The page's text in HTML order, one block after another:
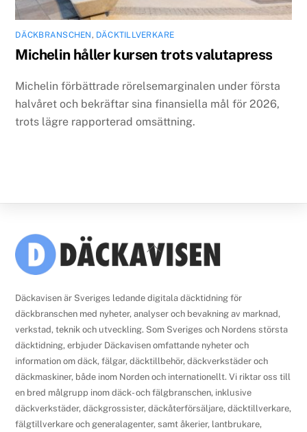
DÄCKBRANSCHEN, DÄCKTILLVERKARE
Michelin håller kursen trots valutapress
Michelin förbättrade rörelsemarginalen under första
halvåret och bekräftar sina finansiella mål för 2026,
trots lägre rapporterad omsättning.
Back
To
Däckavisen är Sveriges ledande digitala däcktidning för
däckbranschen med nyheter, analyser och bevakning av marknad,
verkstad, teknik och utveckling. Som Sveriges och Nordens största
däcktidning, erbjuder Däckavisen omfattande nyheter och
information om däck, fälgar, däcktillbehör, däckverkstäder och
däckmaskiner, både inom Norden och internationellt. Vi riktar oss till
en bred målgrupp inom däck- och fälgbranschen, inklusive
däckverkstäder, däckgrossister, däckåterförsäljare, däcktillverkare,
fälgtillverkare och generalagenter, samt åkerier, lantbrukare,